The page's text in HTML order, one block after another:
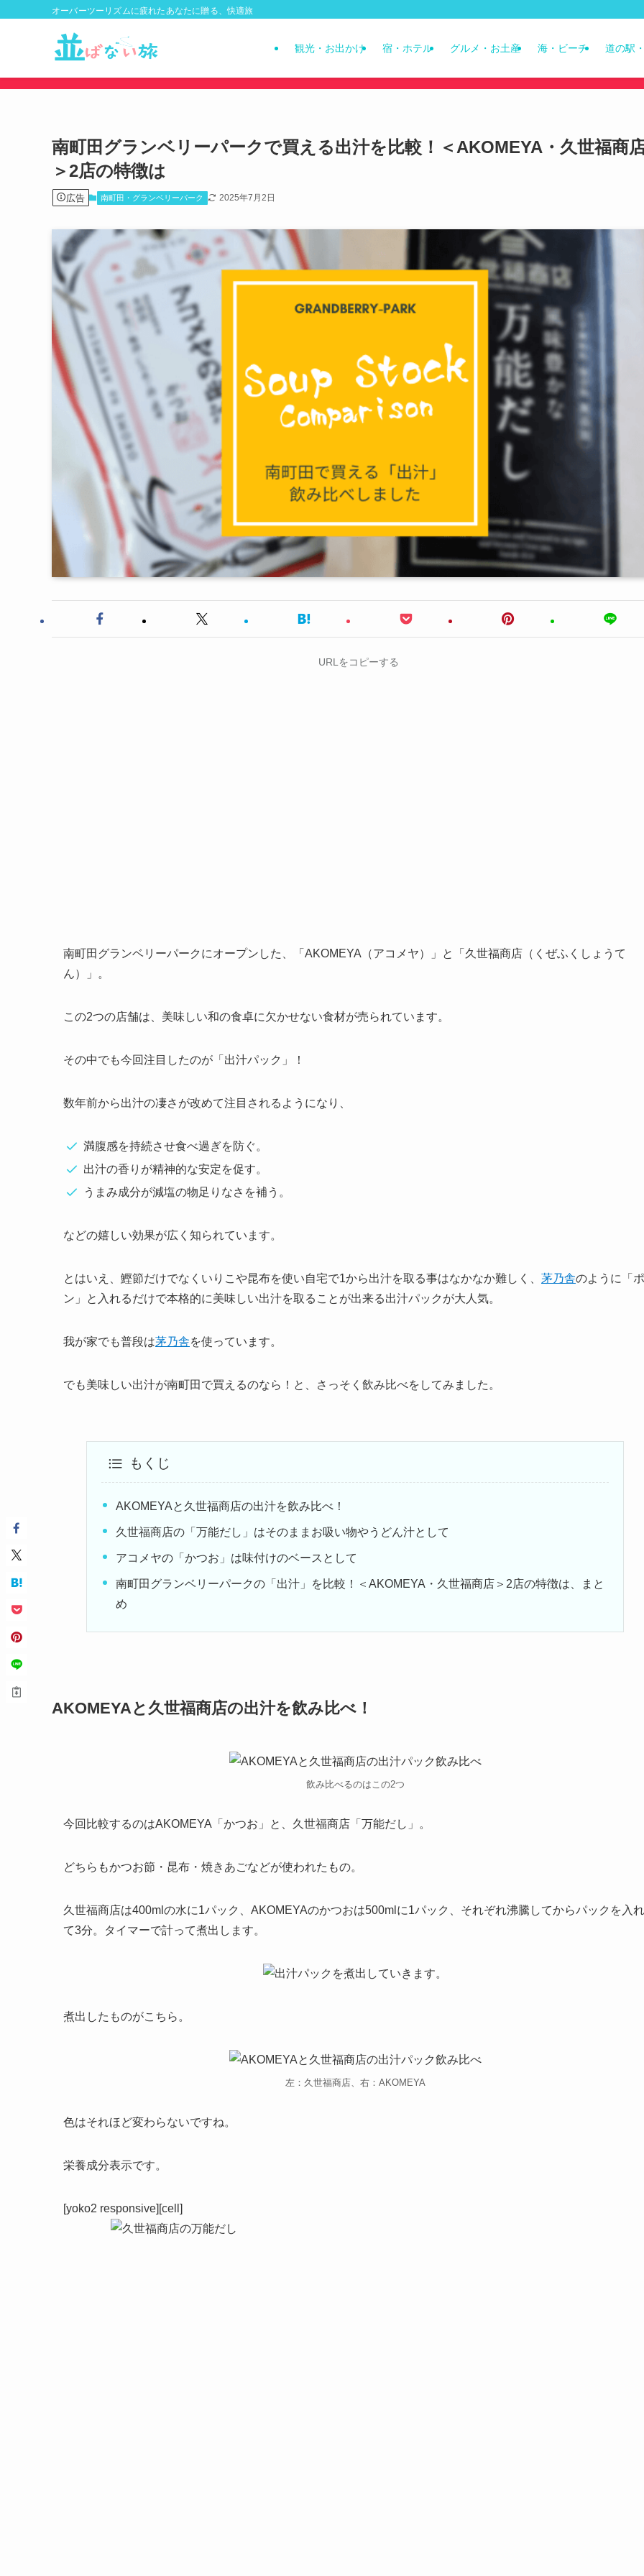
オーバーツーリズムに疲れたあなたに贈る、快適旅
観光・お出かけ 宿・ホテル グルメ・お土産 海・ビーチ 道の駅
南町田グランベリーパークで買える出汁を比較！＜AKOMEYA・久世福商
＞2店の特徴は
広告 南町田・グランベリーパーク 2025年7月2日
URLをコピーする
南町田グランベリーパークにオープンした、「AKOMEYA（アコメヤ）」と「久世福商店（くぜふくしょうて
ん）」。
この2つの店舗は、美味しい和の食卓に欠かせない食材が売られています。
その中でも今回注目したのが「出汁パック」！
数年前から出汁の凄さが改めて注目されるようになり、
満腹感を持続させ食べ過ぎを防ぐ。
出汁の香りが精神的な安定を促す。
うまみ成分が減塩の物足りなさを補う。
などの嬉しい効果が広く知られています。
とはいえ、鰹節だけでなくいりこや昆布を使い自宅で1から出汁を取る事はなかなか難しく、 茅乃舎のように「ポ
ン」と入れるだけで本格的に美味しい出汁を取ることが出来る出汁パックが大人気。
我が家でも普段は茅乃舎を使っています。
でも美味しい出汁が南町田で買えるのなら！と、さっそく飲み比べをしてみました。
もくじ
AKOMEYAと久世福商店の出汁を飲み比べ！
久世福商店の「万能だし」はそのままお吸い物やうどん汁として
アコメヤの「かつお」は味付けのベースとして
南町田グランベリーパークの「出汁」を比較！＜AKOMEYA・久世福商店＞2店の特徴は、まと
め
AKOMEYAと久世福商店の出汁を飲み比べ！
飲み比べるのはこの2つ
今回比較するのはAKOMEYA「かつお」と、久世福商店「万能だし」。
どちらもかつお節・昆布・焼きあごなどが使われたもの。
久世福商店は400mlの水に1パック、AKOMEYAのかつおは500mlに1パック、それぞれ沸騰してからパックを入れ
て3分。タイマーで計って煮出します。
煮出したものがこちら。
左：久世福商店、右：AKOMEYA
色はそれほど変わらないですね。
栄養成分表示です。
[yoko2 responsive][cell]